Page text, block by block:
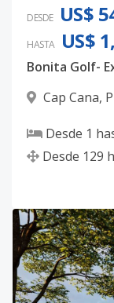
DESDE US$
HASTA US$
Cap Cana,
Desde 1
Desde 129